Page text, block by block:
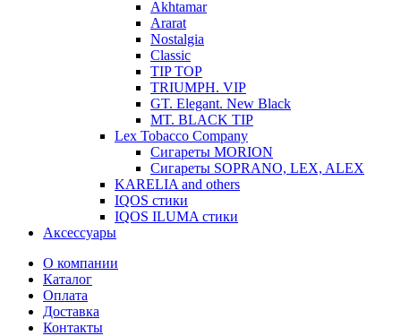
Akhtamar
Ararat
Nostalgia
Classic
TIP TOP
TRIUMPH. VIP
GT. Elegant. New Black
MT. BLACK TIP
Lex Tobacco Company
Сигареты MORION
Сигареты SOPRANO, LEX, ALEX
KARELIA and others
IQOS стики
IQOS ILUMA стики
Аксессуары
О компании
Каталог
Оплата
Доставка
Контакты